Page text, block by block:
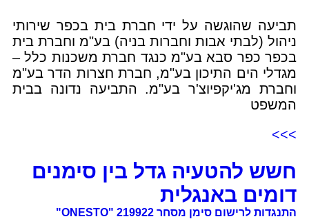
תביעה שהוגשה על ידי חברת בית בכפר שירותי
ניהול (לבתי אבות וחברות בניה) בע"מ וחברת בית
בכפר כפר סבא בע"מ כנגד חברת משכנות כלל –
מגדלי הים התיכון בע"מ, חברת חצרות הדר בע"מ
וחברת מג'יקפיוצ'ר בע"מ. התביעה נדונה בבית
המשפט
>>>
חשש להטעיה גדל בין סימנים
דומים באנגלית
התנגדות לרישום סימן מסחר 219922 "ONESTO"